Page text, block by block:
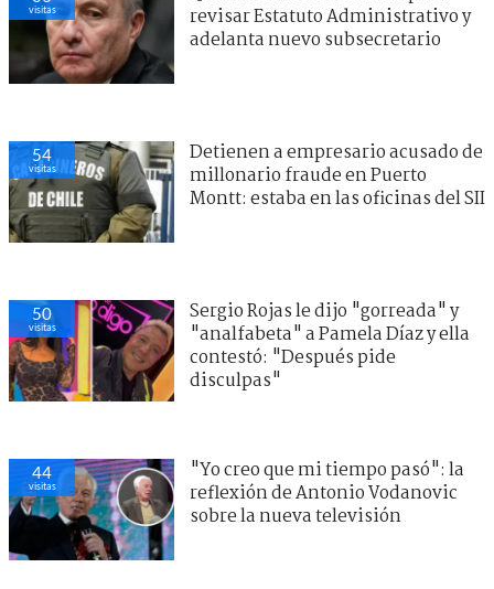
visitas
revisar Estatuto Administrativo y
adelanta nuevo subsecretario
54
visitas
Detienen a empresario acusado de
millonario fraude en Puerto
Montt: estaba en las oficinas del SII
50
visitas
Sergio Rojas le dijo "gorreada" y
"analfabeta" a Pamela Díaz y ella
contestó: "Después pide
disculpas"
44
visitas
"Yo creo que mi tiempo pasó": la
reflexión de Antonio Vodanovic
sobre la nueva televisión